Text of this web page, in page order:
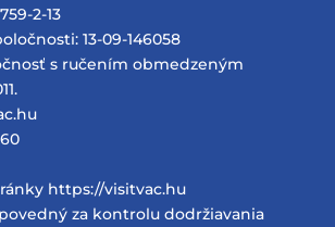
2-13
13-09-146058
s ručením obmedzeným
https://visitvac.hu
za kontrolu dodržiavania